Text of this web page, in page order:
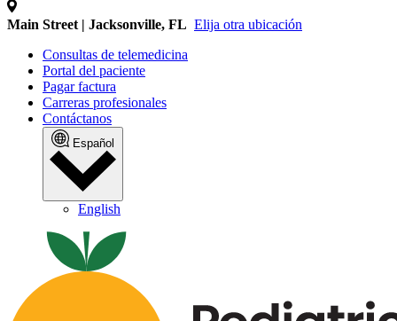
Main Street | Jacksonville, FL Elija otra ubicación
Consultas de telemedicina
Portal del paciente
Pagar factura
Carreras profesionales
Contáctanos
Español
English